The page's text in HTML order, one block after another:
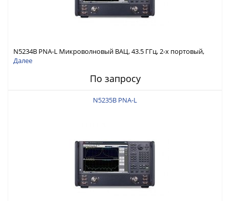
N5234B PNA-L Микроволновый ВАЦ, 43.5 ГГц, 2-х портовый,
конфиг. тестовая установка, аттенюаторы источника
Далее
По запросу
N5235B PNA-L